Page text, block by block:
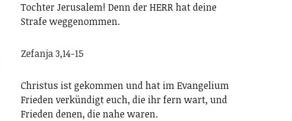
Tochter Jerusalem! Denn der HERR hat deine
Strafe weggenommen.
Zefanja 3,14-15
Christus ist gekommen und hat im Evangelium
Frieden verkündigt euch, die ihr fern wart, und
Frieden denen, die nahe waren.